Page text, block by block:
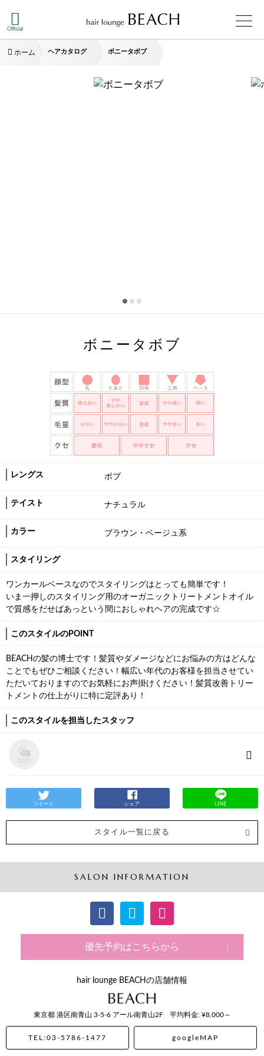
Official
ホーム ヘアカタログ ボニータボブ
ボニータボブ
レングス ボブ
テイスト ナチュラル
カラー ブラウン・ベージュ系
スタイリング
ワンカールベースなのでスタイリングはとっても簡単です！
いま一押しのスタイリング用のオーガニックトリートメントオイル
で質感をだせばあっという間におしゃれヘアの完成です☆
このスタイルのPOINT
BEACHの髪の博士です！髪質やダメージなどにお悩みの方はどんな
ことでもぜひご相談ください！幅広い年代のお客様を担当させてい
ただいておりますのでお気軽にお声掛けください！髪質改善トリー
トメントの仕上がりに特に定評あり！
このスタイルを担当したスタッフ
ツイート シェア LINE
スタイル一覧に戻る
SALON INFORMATION
優先予約はこちらから
hair lounge BEACHの店舗情報
東京都 港区南青山 3-5-6 アール南青山2F 平均料金: ¥8,000～
TEL:03-5786-1477 googleMAP